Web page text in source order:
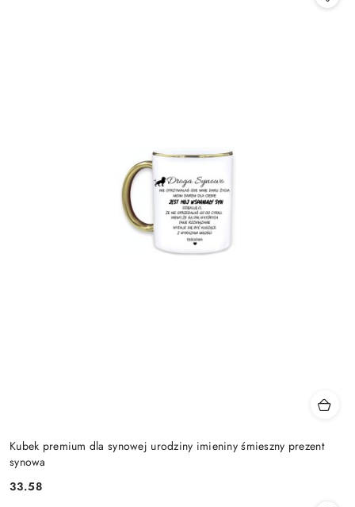
Kubek premium dla synowej urodziny imieniny śmieszny prezent
synowa
Cena:
33.58